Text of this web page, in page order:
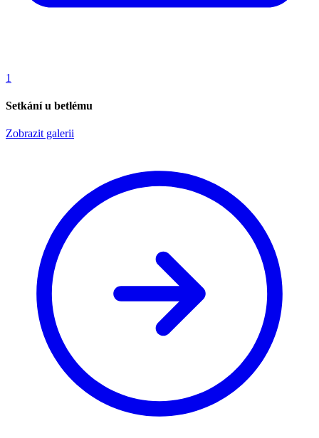
1
Setkání u betlému
Zobrazit galerii